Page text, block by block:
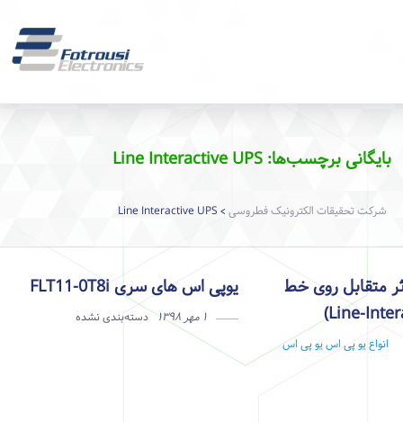
بایگانی برچسب‌ها: Line Interactive UPS
شرکت تحقیقات الکترونیک فطروسی >
Line Interactive UPS
متقابل روی خط
انواع یو پی اسیو پی اس
یوپی اس های سری FLT11-0T8i
۱ مهر ۱۳۹۸ دسته‌بندی نشده